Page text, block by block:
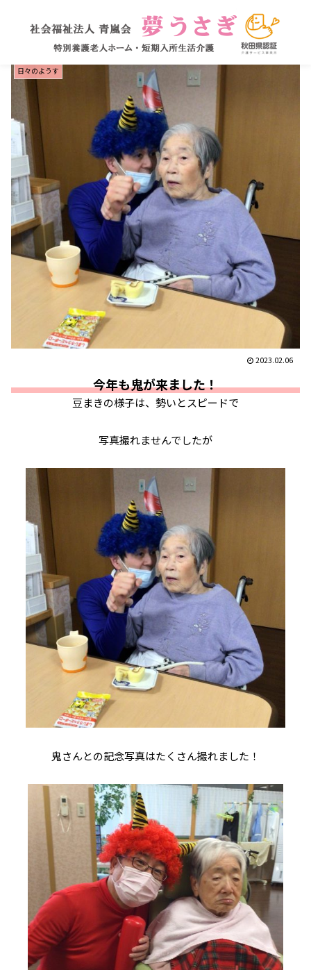
日々のようす
2023.02.06
今年も鬼が来ました！
豆まきの様子は、勢いとスピードで
写真撮れませんでしたが
鬼さんとの記念写真はたくさん撮れました！